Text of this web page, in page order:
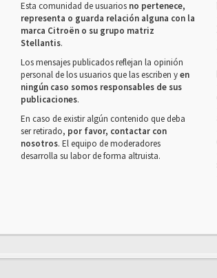
Esta comunidad de usuarios no pertenece,
representa o guarda relación alguna con la
marca Citroën o su grupo matriz
Stellantis.
Los mensajes publicados reflejan la opinión
personal de los usuarios que las escriben yen
ningún caso somos responsables de sus
publicaciones.
En caso de existir algún contenido que deba
ser retirado, por favor, contactar con
nosotros. El equipo de moderadores
desarrolla su labor de forma altruista.